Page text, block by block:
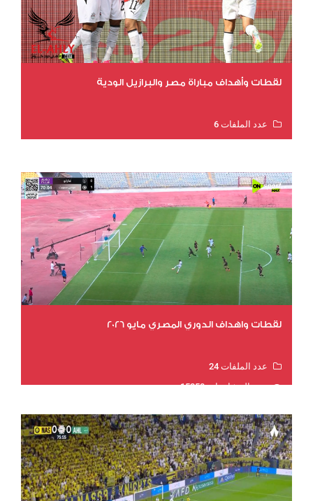
لقطات وأهداف مباراة مصر والبرازيل الودية
عدد الملفات 6
لقطات واهداف الدوري المصري مايو 2026
عدد الملفات 24
عدد المشاهدات 15250